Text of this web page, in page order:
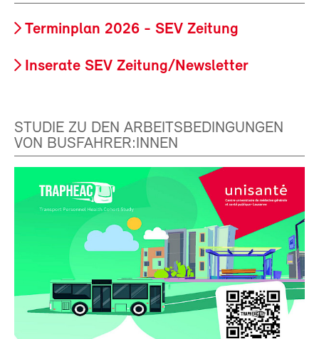
Terminplan 2026 - SEV Zeitung
Inserate SEV Zeitung/Newsletter
STUDIE ZU DEN ARBEITSBEDINGUNGEN
VON BUSFAHRER:INNEN